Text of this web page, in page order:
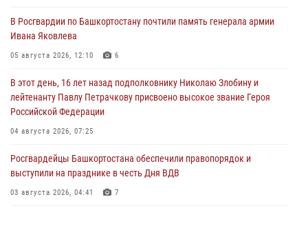
В Росгвардии по Башкортостану почтили память генерала армии
Ивана Яковлева
05 августа 2026, 12:10 6
В этот день, 16 лет назад подполковнику Николаю Злобину и
лейтенанту Павлу Петрачкову присвоено высокое звание Героя
Российской Федерации
04 августа 2026, 07:25
Росгвардейцы Башкортостана обеспечили правопорядок и
выступили на празднике в честь Дня ВДВ
03 августа 2026, 04:41 7